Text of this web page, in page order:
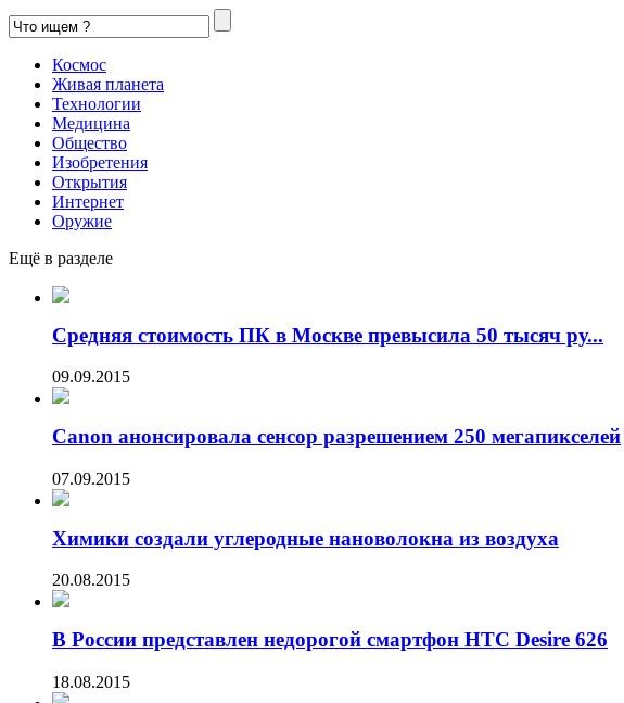
Космос
Живая планета
Технологии
Медицина
Общество
Изобретения
Открытия
Интернет
Оружие
Ещё в разделе
Средняя стоимость ПК в Москве превысила 50 тысяч ру...
09.09.2015
Canon анонсировала сенсор разрешением 250 мегапикселей
07.09.2015
Химики создали углеродные нановолокна из воздуха
20.08.2015
В России представлен недорогой смартфон HTC Desire 626
18.08.2015